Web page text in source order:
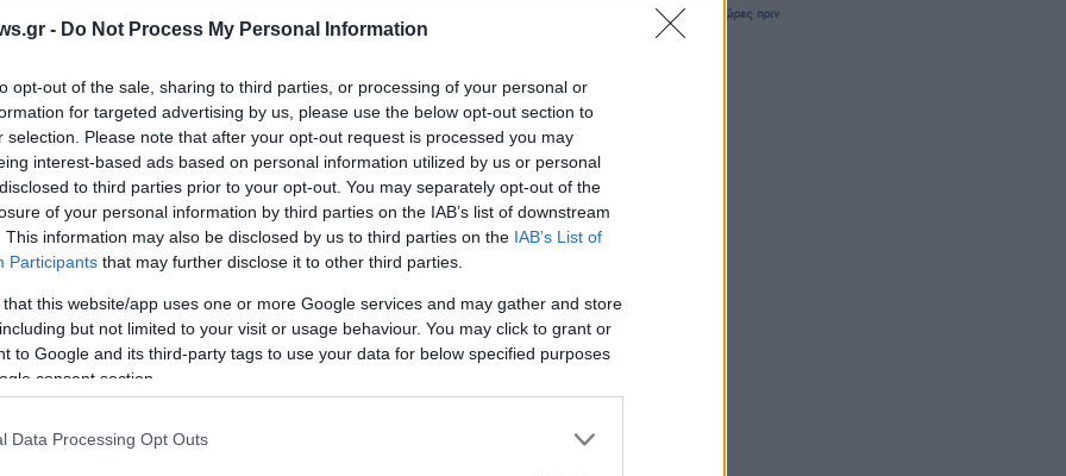
- Do Not Process My Personal Information
opt-out of the sale, sharing to third parties, or processing of your personal or
for targeted advertising by us, please use the below opt-out section to
selection. Please note that after your opt-out request is processed you may
interest-based ads based on personal information utilized by us or personal
to third parties prior to your opt-out. You may separately opt-out of the
of your personal information by third parties on the IAB’s list of downstream
This information may also be disclosed by us to third parties on the IAB’s List of
Participants that may further disclose it to other third parties.
that this website/app uses one or more Google services and may gather and store
but not limited to your visit or usage behaviour. You may click to grant or
to Google and its third-party tags to use your data for below specified purposes
consent section.
Data Processing Opt Outs
3 ώρες πριν